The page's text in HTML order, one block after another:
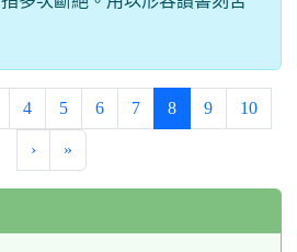
4 5 6 7 8(current)
9 10
› »